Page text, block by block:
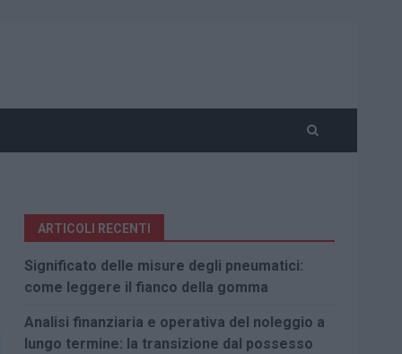
ARTICOLI RECENTI
Significato delle misure degli pneumatici:
come leggere il fianco della gomma
Analisi finanziaria e operativa del noleggio a
lungo termine: la transizione dal possesso